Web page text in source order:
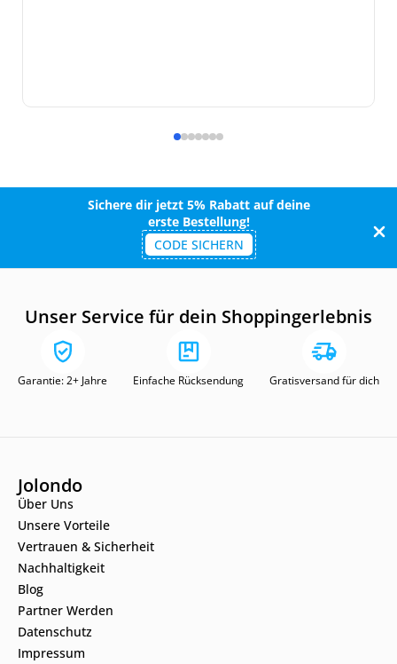
Sichere dir jetzt 5% Rabatt auf deine
erste Bestellung!
CODE SICHERN
Unser Service für dein Shoppingerlebnis
Garantie: 2+ Jahre Einfache Rücksendung Gratisversand für dich
Jolondo
Über Uns
Unsere Vorteile
Vertrauen & Sicherheit
Nachhaltigkeit
Blog
Partner Werden
Datenschutz
Impressum